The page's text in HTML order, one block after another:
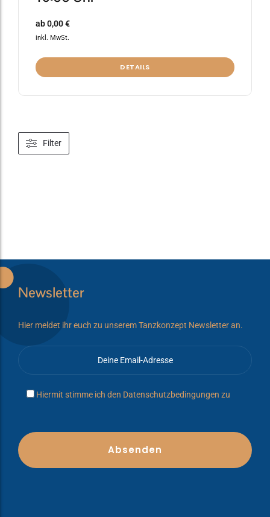
ab0,00€
inkl. MwSt.
DETAILS
Filter
Newsletter
Hier meldet ihr euch zu unserem Tanzkonzept Newsletter an.
Hiermit stimme ich den Datenschutzbedingungen zu